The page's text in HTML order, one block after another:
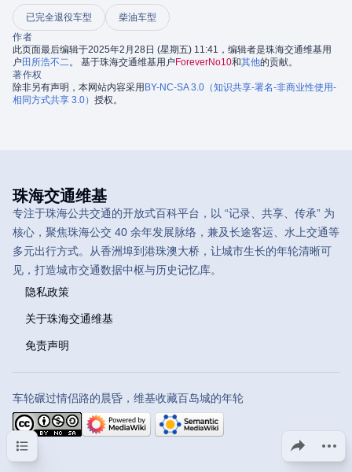
分享此页面
目录
已完全退役车型
柴油车型
作者
此页面最后编辑于2025年2月28日 (星期五) 11:41，编辑者是珠海交通维基用
户田所浩不二 。 基于珠海交通维基用户ForeverNo10和其他的贡献。
著作权
除非另有声明，本网站内容采用BY-NC-SA 3.0（知识共享-署名-非商业性使用-
相同方式共享 3.0） 授权。
珠海交通维基
专注于珠海公共交通的开放式百科平台，以 “记录、共享、传承” 为
核心，聚焦珠海公交 40 余年发展脉络，兼及长途客运、水上交通等
多元出行方式。从香洲埠到港珠澳大桥，让城市生长的年轮清晰可
见，打造城市交通数据中枢与历史记忆库。
隐私政策
关于珠海交通维基
免责声明
车轮碾过情侣路的晨昏，维基收藏百岛城的年轮